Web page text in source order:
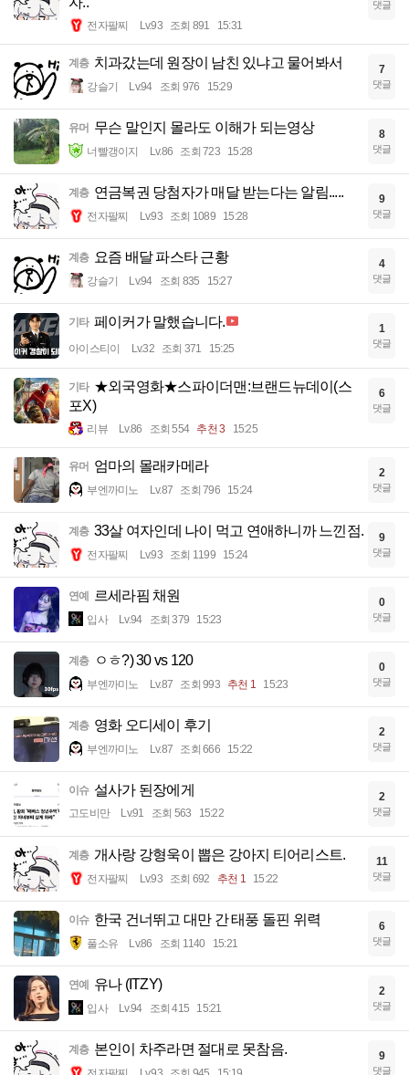
전자팔찌 Lv.93 조회 891 15:31
댓글
계층 치과갔는데 원장이 남친 있냐고 물어봐서
강슬기 Lv.94 조회 976 15:29
7
댓글
유머 무슨 말인지 몰라도 이해가 되는영상
너빨갱이지 Lv.86 조회 723 15:28
8
댓글
계층 연금복권 당첨자가 매달 받는다는 알림.....
전자팔찌 Lv.93 조회 1089 15:28
9
댓글
계층 요즘 배달 파스타 근황
강슬기 Lv.94 조회 835 15:27
4
댓글
기타 페이커가 말했습니다.
아이스티이 Lv.32 조회 371 15:25
1
댓글
기타 ★외국영화★스파이더맨:브랜드뉴데이(스
포X)
리뷰 Lv.86 조회 554 추천 3 15:25
6
댓글
유머 엄마의 몰래카메라
부엔까미노 Lv.87 조회 796 15:24
2
댓글
계층 33살 여자인데 나이 먹고 연애하니까 느낀점.
전자팔찌 Lv.93 조회 1199 15:24
9
댓글
연예 르세라핌 채원
입사 Lv.94 조회 379 15:23
0
댓글
계층 ㅇㅎ?) 30 vs 120
부엔까미노 Lv.87 조회 993 추천 1 15:23
0
댓글
계층 영화 오디세이 후기
부엔까미노 Lv.87 조회 666 15:22
2
댓글
이슈 설사가 된장에게
고도비만 Lv.91 조회 563 15:22
2
댓글
계층 개사랑 강형욱이 뽑은 강아지 티어리스트.
전자팔찌 Lv.93 조회 692 추천 1 15:22
11
댓글
이슈 한국 건너뛰고 대만 간 태풍 돌핀 위력
풀소유 Lv.86 조회 1140 15:21
6
댓글
연예 유나 (ITZY)
입사 Lv.94 조회 415 15:21
2
댓글
계층 본인이 차주라면 절대로 못참음. 9
댓글